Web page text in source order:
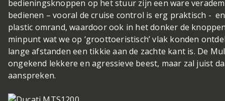
bedieningsknoppen op het stuur zijn een ware
bedienen – vooral de cruise control is erg praktisch -
plastic omrand, waardoor ook in het donker de
minpunt wat we op ‘groottoeristisch’ vlak konden
lange afstanden een tikkie aan de zachte kant is. De
ongekend lekkere en agressieve beest, maar zal juist
aanspreken.